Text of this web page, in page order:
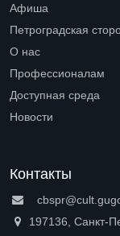
Афиша
Петроградская
О нас
Профессионалам
Доступная среда
Новости
Контакты
197136, Санкт-